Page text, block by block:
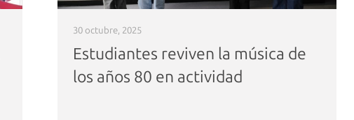
30 octubre, 2025
Estudiantes reviven la música de
los años 80 en actividad